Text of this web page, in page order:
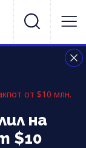
от $10 млн.
на
$10